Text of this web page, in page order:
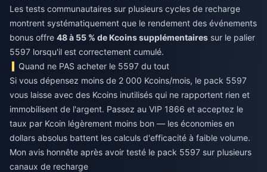
Les tests communautaires sur plusieurs cycles de recharge
montrent systématiquement que le rendement des événements
bonus offre 48 à 55 % de Kcoins supplémentaires sur le palier
5597 lorsqu'il est correctement cumulé.
Quand ne PAS acheter le 5597 du tout
Si vous dépensez moins de 2 000 Kcoins/mois, le pack 5597
vous laisse avec des Kcoins inutilisés qui ne rapportent rien et
immobilisent de l'argent. Passez au VIP 1866 et acceptez le
taux par Kcoin légèrement moins bon — les économies en
dollars absolus battent les calculs d'efficacité à faible volume.
Mon avis honnête après avoir testé le pack 5597 sur plusieurs
canaux de recharge